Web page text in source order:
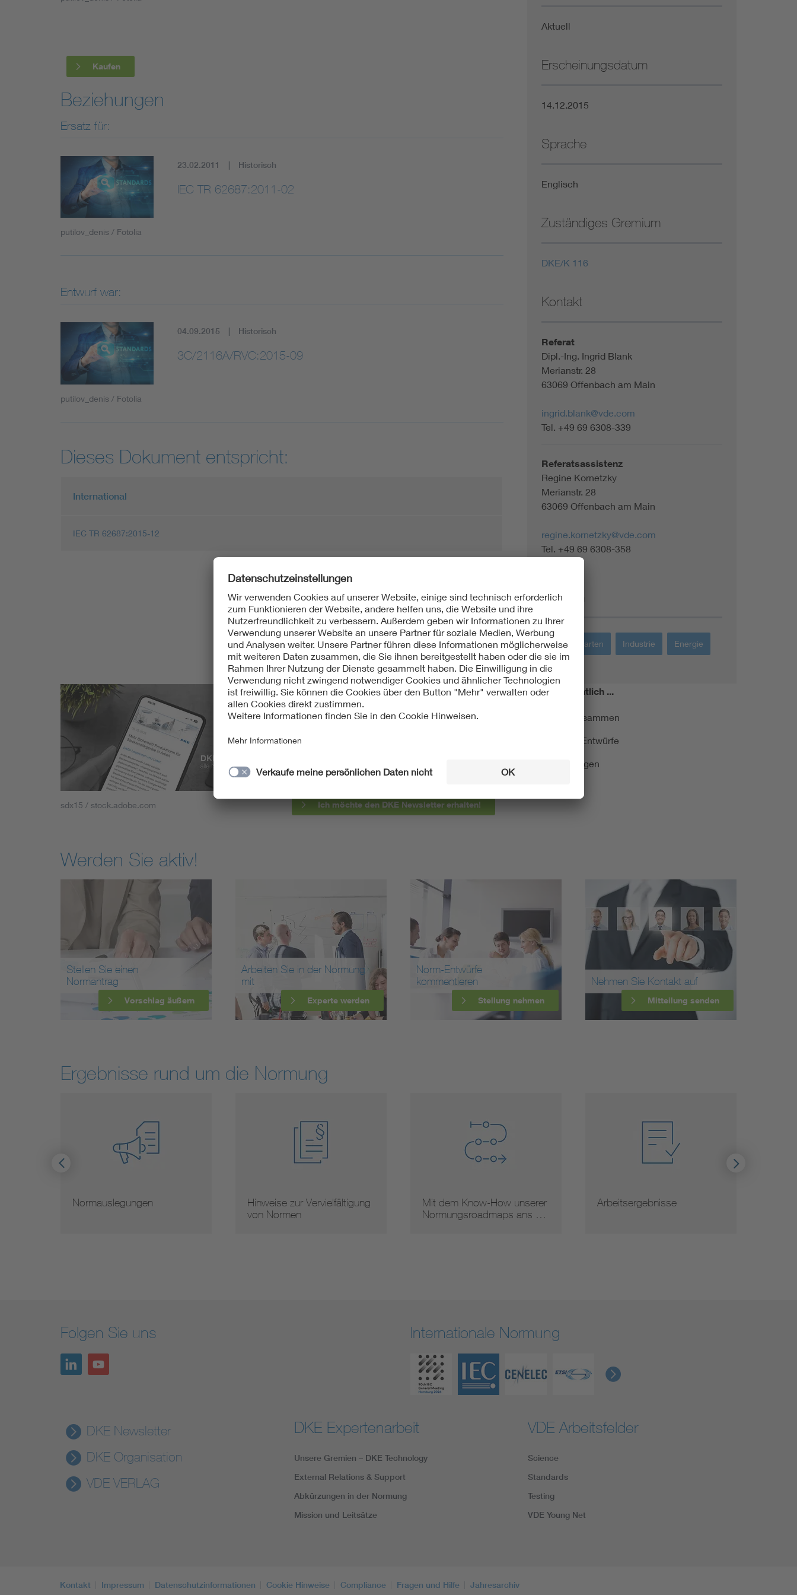
Mobility
Smart Cities
Kaufen
Beziehungen
Ersatz für:
putilov_denis / Fotolia
23.02.2011 Historisch
IEC TR 62687:2011-02
Entwurf war:
putilov_denis / Fotolia
04.09.2015 Historisch
3C/2116A/RVC:2015-09
Dieses Dokument entspricht:
International
IEC TR 62687:2015-12
Aktuell
Erscheinungsdatum
14.12.2015
Sprache
Englisch
Zuständiges Gremium
DKE/K 116
Kontakt
Referat
Dipl.-Ing. Ingrid Blank
Merianstr. 28
63069 Offenbach am Main
ingrid.blank@vde.com
Tel. +49 69 6308-339
Referatsassistenz
Regine Kornetzky
Merianstr. 28
63069 Offenbach am Main
regine.kornetzky@vde.com
Tel. +49 69 6308-358
Themen
Haus + Garten Industrie Energie
sdx15 / stock.adobe.com
Mit unserem DKE Newsletter sind Sie immer top informiert! Monatlich ...
fassen wir die wichtigsten Entwicklungen in der Normung kurz zusammen
berichten wir über aktuelle Arbeitsergebnisse, Publikationen und Entwürfe
informieren wir Sie bereits frühzeitig über zukünftige Veranstaltungen
Ich möchte den DKE Newsletter erhalten!
Werden Sie aktiv!
Stellen Sie einen
Normantrag
Vorschlag äußern
Arbeiten Sie in der Normung
mit
Experte werden
Norm-Entwürfe
kommentieren
Stellung nehmen
Nehmen Sie Kontakt auf
Mitteilung senden
Ergebnisse rund um die Normung
Hinweise zur Vervielfältigung
Mit dem Know-How unserer
Normungsroadmaps ans …
Arbeitsergebnisse
Folgen Sie uns Internationale Normung
DKE Newsletter
DKE Organisation
VDE VERLAG
DKE Expertenarbeit
Unsere Gremien – DKE Technology
External Relations & Support
Abkürzungen in der Normung
Mission und Leitsätze
VDE Arbeitsfelder
Science
Standards
Testing
VDE Young Net
Kontakt Impressum Datenschutzinformationen Cookie Hinweise Compliance Fragen und Hilfe Jahresarchiv